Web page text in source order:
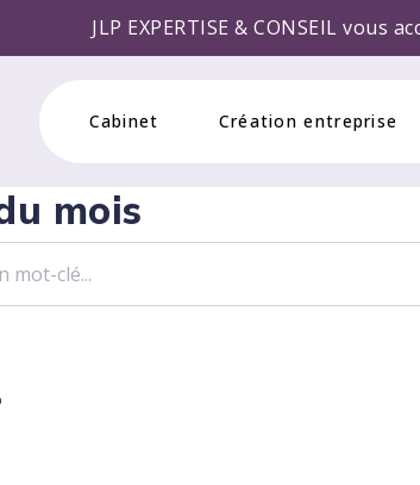
EXPERTISE & CONSEIL vous
Cabinet Création entreprise
mois